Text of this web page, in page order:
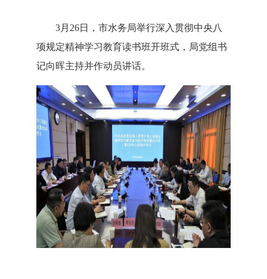
3月26日，市水务局举行深入贯彻中央八
项规定精神学习教育读书班开班式，局党组书
记向晖主持并作动员讲话。